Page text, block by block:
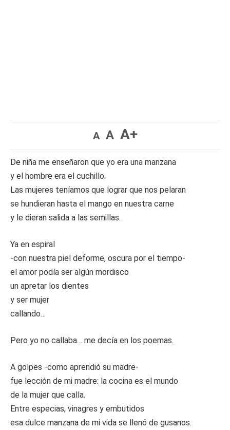
A A A+
De niña me enseñaron que yo era una manzana
y el hombre era el cuchillo.
Las mujeres teníamos que lograr que nos pelaran
se hundieran hasta el mango en nuestra carne
y le dieran salida a las semillas.
Ya en espiral
-con nuestra piel deforme, oscura por el tiempo-
el amor podía ser algún mordisco
un apretar los dientes
y ser mujer
callando…
Pero yo no callaba… me decía en los poemas.
A golpes -como aprendió su madre-
fue lección de mi madre: la cocina es el mundo
de la mujer que calla.
Entre especias, vinagres y embutidos
esa dulce manzana de mi vida se llenó de gusanos.